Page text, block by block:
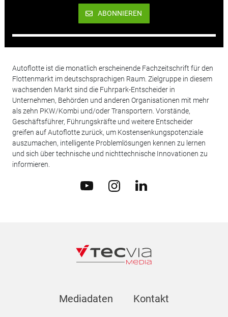
ABONNIEREN
Autoflotte ist die monatlich erscheinende Fachzeitschrift für den
Flottenmarkt im deutschsprachigen Raum. Zielgruppe in diesem
wachsenden Markt sind die Fuhrpark-Entscheider in
Unternehmen, Behörden und anderen Organisationen mit mehr
als zehn PKW/Kombi und/oder Transportern. Vorstände,
Geschäftsführer, Führungskräfte und weitere Entscheider
greifen auf Autoflotte zurück, um Kostensenkungspotenziale
auszumachen, intelligente Problemlösungen kennen zu lernen
und sich über technische und nichttechnische Innovationen zu
informieren.
Mediadaten Kontakt